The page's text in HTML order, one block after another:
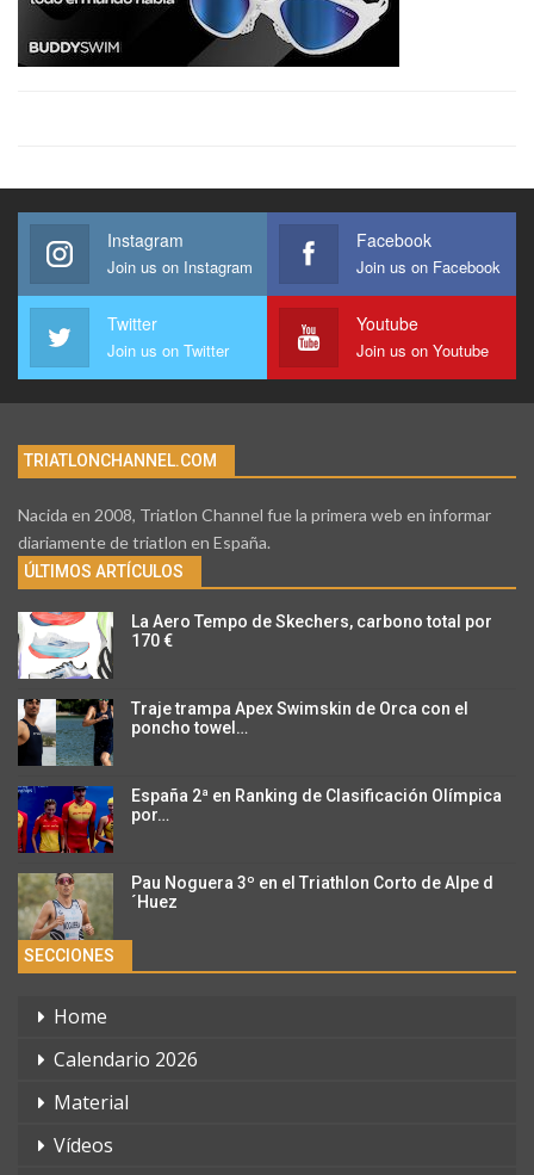
Instagram
Join us on Instagram
Facebook
Join us on Facebook
Twitter
Join us on Twitter
Youtube
Join us on Youtube
TRIATLONCHANNEL.COM
Nacida en 2008, Triatlon Channel fue la primera web en informar
diariamente de triatlon en España.
ÚLTIMOS ARTÍCULOS
La Aero Tempo de Skechers, carbono total por
170 €
Traje trampa Apex Swimskin de Orca con el
poncho towel…
España 2ª en Ranking de Clasificación Olímpica
por…
Pau Noguera 3º en el Triathlon Corto de Alpe d
´Huez
SECCIONES
Home
Calendario 2026
Material
Vídeos